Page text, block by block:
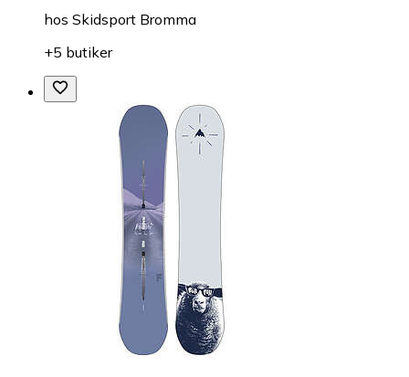
hos Skidsport Bromma
+5 butiker